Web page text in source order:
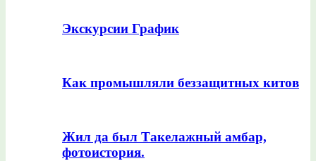
Экскурсии График
Как промышляли беззащитных китов
Жил да был Такелажный амбар,
фотоистория.